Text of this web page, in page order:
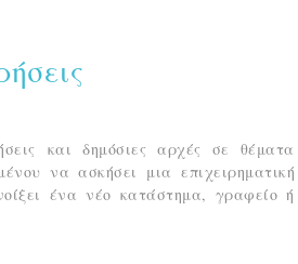
και δημόσιες αρχές σε θέματα
να ασκήσει μια επιχειρηματική
ένα νέο κατάστημα, γραφείο ή